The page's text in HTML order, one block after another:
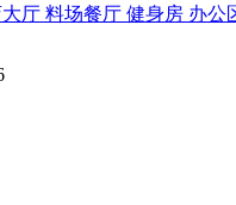
厅 料场餐厅 健身房 办公